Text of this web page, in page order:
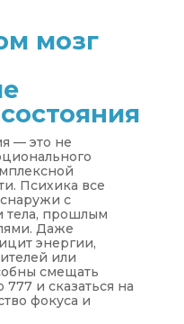
мозг
— это не
Психика все
с
тела, прошлым
Даже
энергии,
или
смещать
и сказаться на
фокуса и